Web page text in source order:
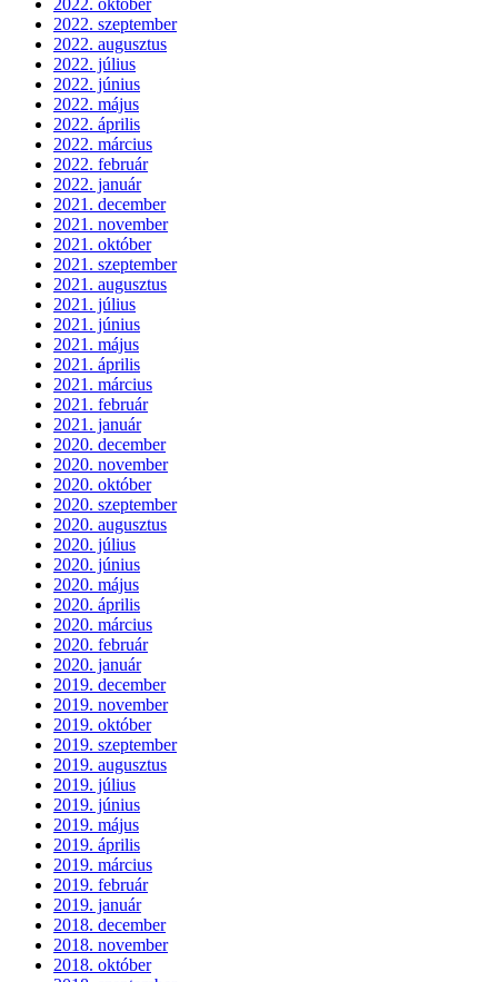
2022. október
2022. szeptember
2022. augusztus
2022. július
2022. június
2022. május
2022. április
2022. március
2022. február
2022. január
2021. december
2021. november
2021. október
2021. szeptember
2021. augusztus
2021. július
2021. június
2021. május
2021. április
2021. március
2021. február
2021. január
2020. december
2020. november
2020. október
2020. szeptember
2020. augusztus
2020. július
2020. június
2020. május
2020. április
2020. március
2020. február
2020. január
2019. december
2019. november
2019. október
2019. szeptember
2019. augusztus
2019. július
2019. június
2019. május
2019. április
2019. március
2019. február
2019. január
2018. december
2018. november
2018. október